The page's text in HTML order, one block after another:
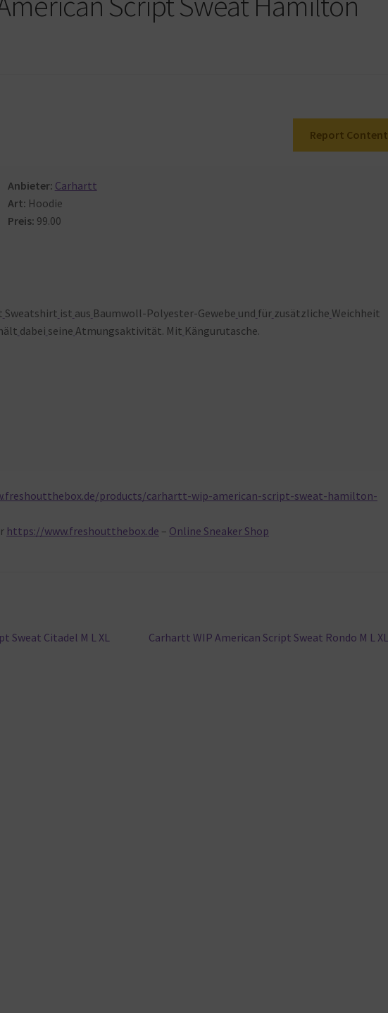
Report Content
Anbieter: Carhartt
Art: Hoodie
Preis: 99.00
Sweatshirt ist aus Baumwoll-Polyester-Gewebe und für zusätzliche Weichheit
dabei seine Atmungsaktivität. Mit Kängurutasche.
products/carhartt-wip-american-script-sweat-hamilton-
https://www.freshoutthebox.de – Online Sneaker Shop
Sweat Citadel M L XL
Nächster
Carhartt WIP American Script Sweat Rondo M L XL